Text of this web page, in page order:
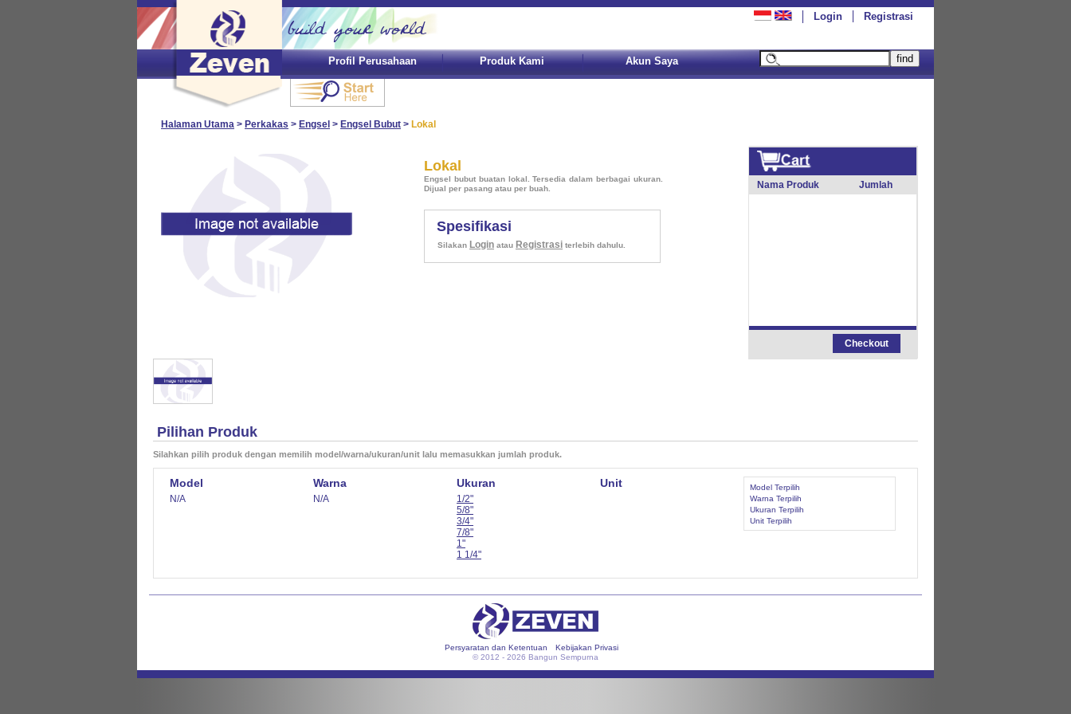
Login Registrasi
Profil Perusahaan Produk Kami Akun Saya
Halaman Utama > Perkakas > Engsel > Engsel Bubut > Lokal
Lokal
Engsel bubut buatan lokal. Tersedia dalam berbagai ukuran.
Dijual per pasang atau per buah.
Spesifikasi
Silakan Login atau Registrasi terlebih dahulu.
Nama Produk Jumlah
Checkout
Pilihan Produk
Silahkan pilih produk dengan memilih model/warna/ukuran/unit lalu memasukkan jumlah produk.
Model
N/A
Warna
N/A
Ukuran
1/2"
5/8"
3/4"
7/8"
1"
1 1/4"
Unit
Model Terpilih
Warna Terpilih
Ukuran Terpilih
Unit Terpilih
Persyaratan dan Ketentuan
Kebijakan Privasi
© 2012 - 2026 Bangun Sempurna